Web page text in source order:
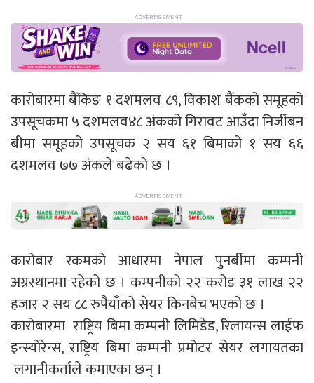
कारोबारमा बैंकिङ १ दशमलव ८९, विकाश बैंकको समूहको
उपसूचकमा ५ दशमलव४८ अंकको गिरावट आउँदा निर्जीबन
बीमा समूहको उपसूचक २ सय ६१ बिमाको १ सय ६६
दशमलव ७७ अंकले बढेको छ ।
कारोबार रकमको आधारमा नेपाल पुनर्बीमा कम्पनी
अग्रस्थानमा रहेको छ । कम्पनीको २२ करोड ३१ लाख २२
हजार २ सय ८८ रुपैयाँको सेयर किनबेच भएको छ ।
कारोबारमा राष्ट्रिय बिमा कम्पनी लिमिडेड, रिलायन्स लाईफ
इन्स्योरेन्स, राष्ट्रिय बिमा कम्पनी प्रमोटर सेयर लगायतका
लगानीकर्ताले कमाएका छन् ।